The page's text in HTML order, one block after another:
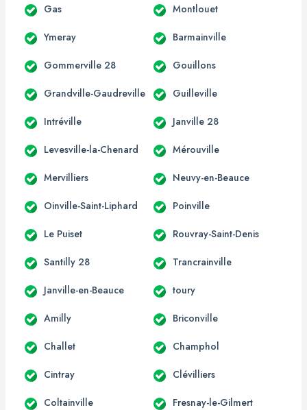
Gas Montlouet
Ymeray Barmainville
Gommerville 28 Gouillons
Grandville-Gaudreville Guilleville
Intréville Janville 28
Levesville-la-Chenard Mérouville
Mervilliers Neuvy-en-Beauce
Oinville-Saint-Liphard Poinville
Le Puiset Rouvray-Saint-Denis
Santilly 28 Trancrainville
Janville-en-Beauce toury
Amilly Briconville
Challet Champhol
Cintray Clévilliers
Coltainville Fresnay-le-Gilmert